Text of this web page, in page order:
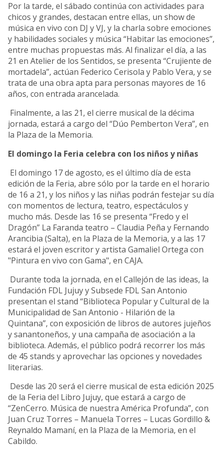
Por la tarde, el sábado continúa con actividades para
chicos y grandes, destacan entre ellas, un show de
música en vivo con DJ y VJ, y la charla sobre emociones
y habilidades sociales y música “Habitar las emociones”,
entre muchas propuestas más. Al finalizar el día, a las
21 en Atelier de los Sentidos, se presenta “Crujiente de
mortadela”, actúan Federico Cerisola y Pablo Vera, y se
trata de una obra apta para personas mayores de 16
años, con entrada arancelada.
Finalmente, a las 21, el cierre musical de la décima
jornada, estará a cargo del “Dúo Pemberton Vera”, en
la Plaza de la Memoria.
El domingo la Feria celebra con los niños y niñas
El domingo 17 de agosto, es el último día de esta
edición de la Feria, abre sólo por la tarde en el horario
de 16 a 21, y los niños y las niñas podrán festejar su día
con momentos de lectura, teatro, espectáculos y
mucho más. Desde las 16 se presenta “Fredo y el
Dragón” La Faranda teatro – Claudia Peña y Fernando
Arancibia (Salta), en la Plaza de la Memoria, y a las 17
estará el joven escritor y artista Gamaliel Ortega con
"Pintura en vivo con Gama", en CAJA.
Durante toda la jornada, en el Callejón de las ideas, la
Fundación FDL Jujuy y Subsede FDL San Antonio
presentan el stand “Biblioteca Popular y Cultural de la
Municipalidad de San Antonio - Hilarión de la
Quintana”, con exposición de libros de autores jujeños
y sanantoneños, y una campaña de asociación a la
biblioteca. Además, el público podrá recorrer los más
de 45 stands y aprovechar las opciones y novedades
literarias.
Desde las 20 será el cierre musical de esta edición 2025
de la Feria del Libro Jujuy, que estará a cargo de
“ZenCerro. Música de nuestra América Profunda”, con
Juan Cruz Torres – Manuela Torres – Lucas Gordillo &
Reynaldo Mamaní, en la Plaza de la Memoria, en el
Cabildo.